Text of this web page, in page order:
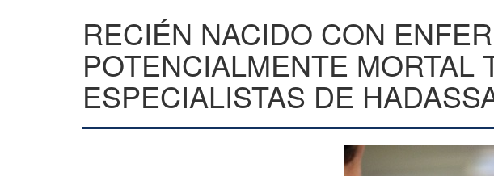
RECIÉN NACIDO CON
POTENCIALMENTE MORTAL
ESPECIALISTAS DE